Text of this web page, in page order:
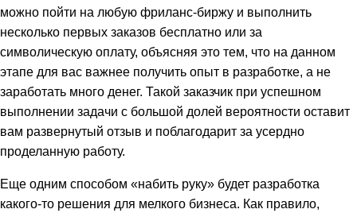
можно пойти на любую фриланс-биржу и выполнить
несколько первых заказов бесплатно или за
символическую оплату, объясняя это тем, что на данном
этапе для вас важнее получить опыт в разработке, а не
заработать много денег. Такой заказчик при успешном
выполнении задачи с большой долей вероятности оставит
вам развернутый отзыв и поблагодарит за усердно
проделанную работу.
Еще одним способом «набить руку» будет разработка
какого-то решения для мелкого бизнеса. Как правило,